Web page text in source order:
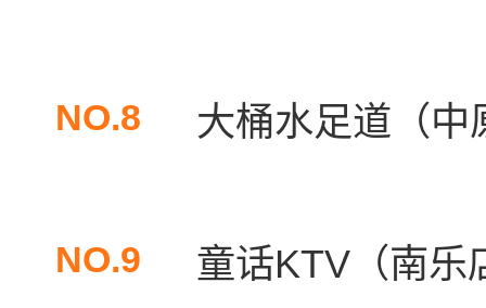
NO.8 大桶水足道（中
NO.9 童话KTV（南乐